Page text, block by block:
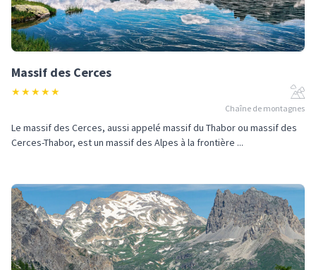
Massif des Cerces
★★★★★
Chaîne de montagnes
Le massif des Cerces, aussi appelé massif du Thabor ou massif des
Cerces-Thabor, est un massif des Alpes à la frontière ...